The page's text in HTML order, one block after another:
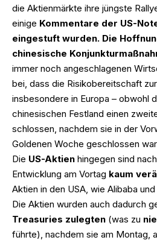
die Aktienmärkte ihre jüngste
einige Kommentare der US-
eingestuft wurden. Die
chinesische
immer noch angeschlagenen
bei, dass die Risikobereitschaft
insbesondere in Europa – obwohl
chinesischen Festland einen
schlossen, nachdem sie in der
Goldenen Woche geschlossen
Die US-Aktien hingegen sind
Entwicklung am Vortag kaum
Aktien in den USA, wie Alibaba
Die Aktien wurden auch dadurch
Treasuries zulegten (was zu
führte), nachdem sie am Montag,